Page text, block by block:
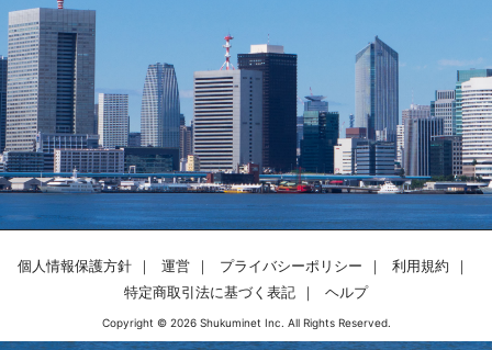
個人情報保護方針 運営 プライバシーポリシー
利用規約
特定商取引法に基づく表記
ヘルプ
Copyright © 2026 Shukuminet Inc. All Rights Reserved.